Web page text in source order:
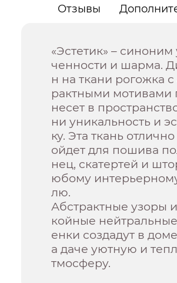
Отзывы
«Эстетик» – синоним
ченности и шарма.
н на ткани рогожка с
рактными мотивами
несет в
ни уникальность и
ку. Эта ткань
ойдет для пошива
нец, скатертей и
юбому
лю.
Абстрактные узоры
койные нейтральные
енки создадут в
а даче уютную и
тмосферу.